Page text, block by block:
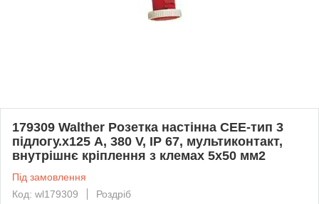
179309 Walther Розетка настінна СЕЕ-тип 3
підлогу.х125 А, 380 V, IP 67, мультиконтакт,
внутрішнє кріплення з клемах 5х50 мм2
Під замовлення
Код: wl179309
Роздріб